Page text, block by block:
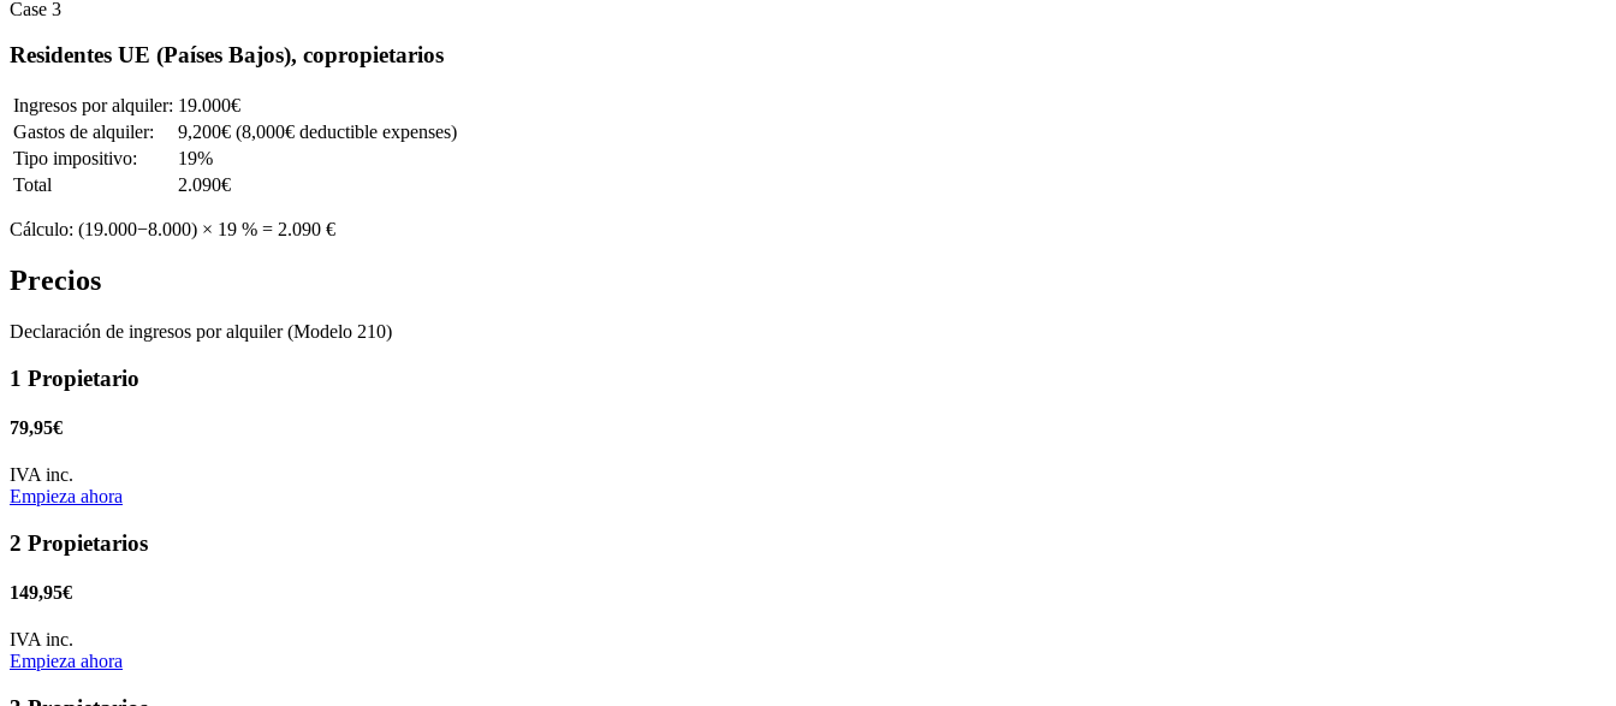
Case 3
Residentes UE (Países Bajos), copropietarios
Ingresos por alquiler: 19.000€
Gastos de alquiler:
9,200€ (8,000€ deductible expenses)
Tipo impositivo:
19%
Total
2.090€
Cálculo: (19.000−8.000) × 19 % = 2.090 €
Precios
Declaración de ingresos por alquiler (Modelo 210)
1 Propietario
79,95€
IVA inc.
Empieza ahora
2 Propietarios
149,95€
IVA inc.
Empieza ahora